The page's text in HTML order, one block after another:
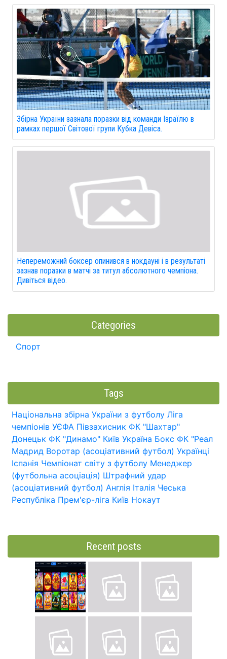
Збірна України зазнала поразки від команди Ізраїлю в
рамках першої Світової групи Кубка Девіса.
Непереможний боксер опинився в нокдауні і в результаті
зазнав поразки в матчі за титул абсолютного чемпіона.
Дивіться відео.
Categories
Спорт
Tags
Національна збірна України з футболу Ліга
чемпіонів УЄФА Півзахисник ФК "Шахтар"
Донецьк ФК "Динамо" Київ Україна Бокс ФК "Реал
Мадрид Воротар (асоціативний футбол) Українці
Іспанія Чемпіонат світу з футболу Менеджер
(футбольна асоціація) Штрафний удар
(асоціативний футбол) Англія Італія Чеська
Республіка Прем'єр-ліга Київ Нокаут
Recent posts